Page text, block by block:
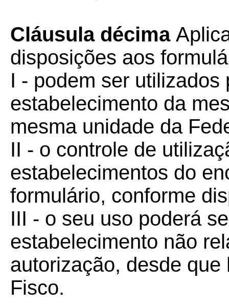
Cláusula décima
disposições aos
I - podem ser utilizados
estabelecimento da
mesma unidade da
II - o controle de
estabelecimentos do
formulário, conforme
III - o seu uso poderá
estabelecimento não
autorização, desde
Fisco.